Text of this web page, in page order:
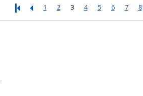
1
2 3 4 5 6 7 8